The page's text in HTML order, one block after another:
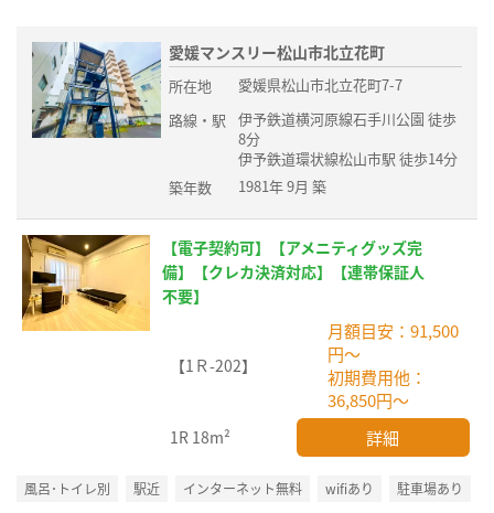
愛媛マンスリー松山市北立花町
所在地
愛媛県松山市北立花町7-7
路線・駅
伊予鉄道横河原線石手川公園 徒歩
8分
伊予鉄道環状線松山市駅 徒歩14分
築年数
1981年 9月 築
【電子契約可】【アメニティグッズ完
備】【クレカ決済対応】【連帯保証人
不要】
【1Ｒ-202】
月額目安：91,500
円～
初期費用他：
36,850円～
1R 18m² 詳細
風呂･トイレ別 駅近 インターネット無料 wifiあり 駐車場あり